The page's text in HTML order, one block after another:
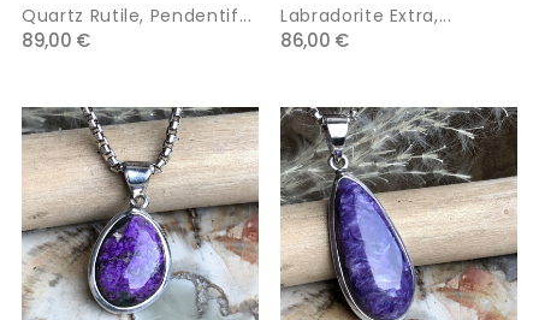
Quartz Rutile, Pendentif...
89,00 €
Labradorite Extra,...
86,00 €